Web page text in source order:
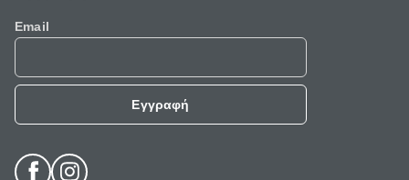
Email
Εγγραφή